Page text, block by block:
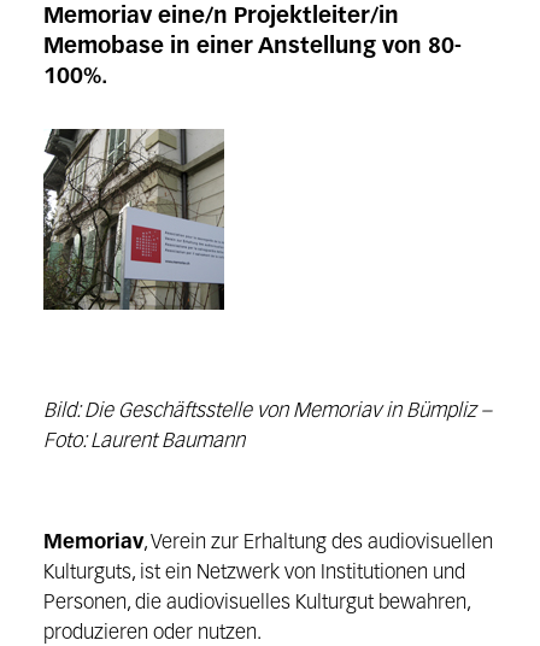
Memoriav eine/n Projektleiter/in
Memobase in einer Anstellung von 80-
100%.
Bild: Die Geschäftsstelle von Memoriav in Bümpliz –
Foto: Laurent Baumann
Memoriav, Verein zur Erhaltung des audiovisuellen
Kulturguts, ist ein Netzwerk von Institutionen und
Personen, die audiovisuelles Kulturgut bewahren,
produzieren oder nutzen.